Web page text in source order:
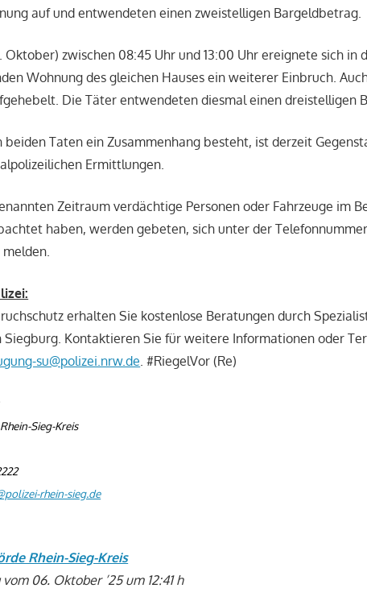
auf und entwendeten einen zweistelligen Bargeldbetrag.
Oktober) zwischen 08:45 Uhr und 13:00 Uhr ereignete sich in
Wohnung des gleichen Hauses ein weiterer Einbruch.
Die Täter entwendeten diesmal einen dreistelligen
beiden Taten ein Zusammenhang besteht, ist derzeit
Ermittlungen.
Zeitraum verdächtige Personen oder Fahrzeuge im
haben, werden gebeten, sich unter der Telefonnummer
melden.
erhalten Sie kostenlose Beratungen durch
Kontaktieren Sie für weitere Informationen oder
su@polizei.nrw.de. #RiegelVor (Re)
Sieg-Kreis
rhein-sieg.de
Rhein-Sieg-Kreis
06. Oktober ’25 um 12:41 h